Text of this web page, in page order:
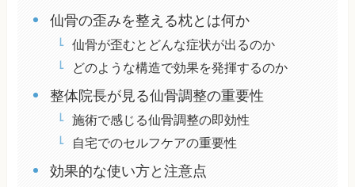
仙骨の歪みを整える枕とは何か
仙骨が歪むとどんな症状が出るのか
どのような構造で効果を発揮するのか
整体院長が見る仙骨調整の重要性
施術で感じる仙骨調整の即効性
自宅でのセルフケアの重要性
効果的な使い方と注意点